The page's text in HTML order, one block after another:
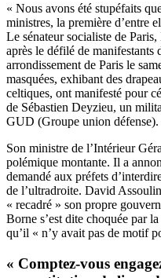
« Nous avons été stupéfaits
ministres, la première d’entre
Le sénateur socialiste de
après le défilé de manifestants
arrondissement de Paris le
masquées, exhibant des
celtiques, ont manifesté pour
de Sébastien Deyzieu, un
GUD (Groupe union défense).
Son ministre de l’Intérieur
polémique montante. Il a
demandé aux préfets
de l’ultradroite. David
« recadré » son propre
Borne s’est dite choquée par
qu’il « n’y avait pas de motif
« Comptez-vous